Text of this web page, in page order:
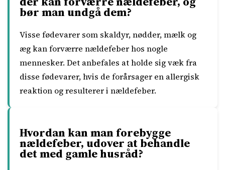
bør man undgå dem?
Visse fødevarer som skaldyr, nødder, mælk og
æg kan forværre nældefeber hos nogle
mennesker. Det anbefales at holde sig væk fra
disse fødevarer, hvis de forårsager en allergisk
reaktion og resulterer i nældefeber.
Hvordan kan man forebygge
nældefeber, udover at behandle
det med gamle husråd?